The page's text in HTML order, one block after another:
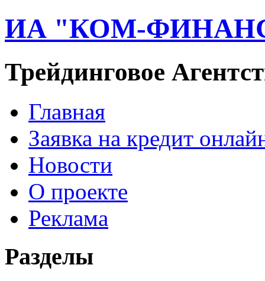
ИА "КОМ-
Трейдинговое
Главная
Заявка на кредит
Новости
О проекте
Реклама
Разделы